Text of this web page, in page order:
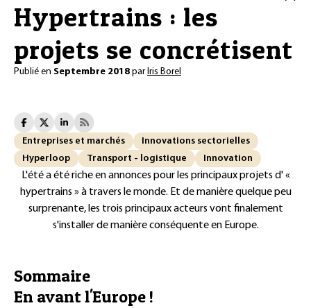
Hypertrains : les
projets se concrétisent
Publié en Septembre 2018 parIris Borel
Entreprises et marchés
Innovations sectorielles
Hyperloop
Transport - logistique Innovation
L'été a été riche en annonces pour les principaux projets d' «
hypertrains » à travers le monde. Et de manière quelque peu
surprenante, les trois principaux acteurs vont finalement
s'installer de manière conséquente en Europe.
Sommaire
En avant l'Europe !